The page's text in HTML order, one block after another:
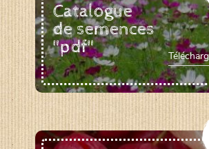
Catalogue
de semences
"pdf"